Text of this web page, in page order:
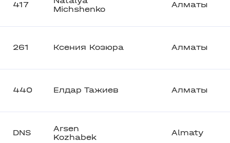
417
Michshenko
Алматы
261 Ксения Козюра Алматы
440 Елдар Тажиев Алматы
DNS
Arsen
Kozhabek
Almaty